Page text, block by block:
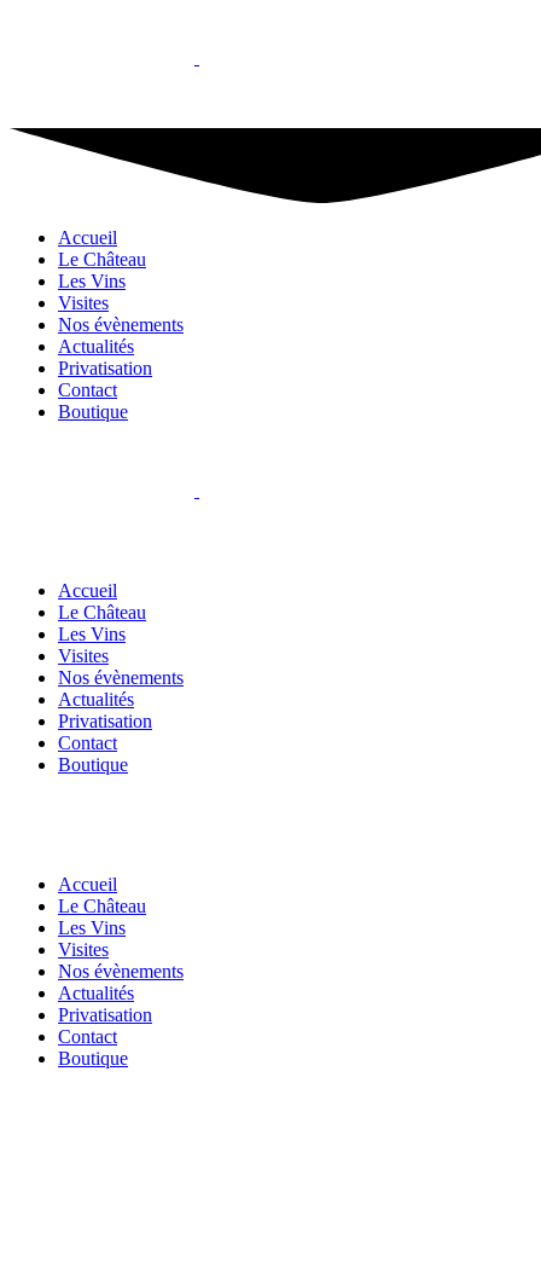
Accueil
Le Château
Les Vins
Visites
Nos évènements
Actualités
Privatisation
Contact
Boutique
Accueil
Le Château
Les Vins
Visites
Nos évènements
Actualités
Privatisation
Contact
Boutique
Accueil
Le Château
Les Vins
Visites
Nos évènements
Actualités
Privatisation
Contact
Boutique